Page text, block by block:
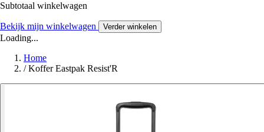
Subtotaal winkelwagen
Bekijk mijn winkelwagen Verder winkelen
Loading...
Home
/ Koffer Eastpak Resist'R